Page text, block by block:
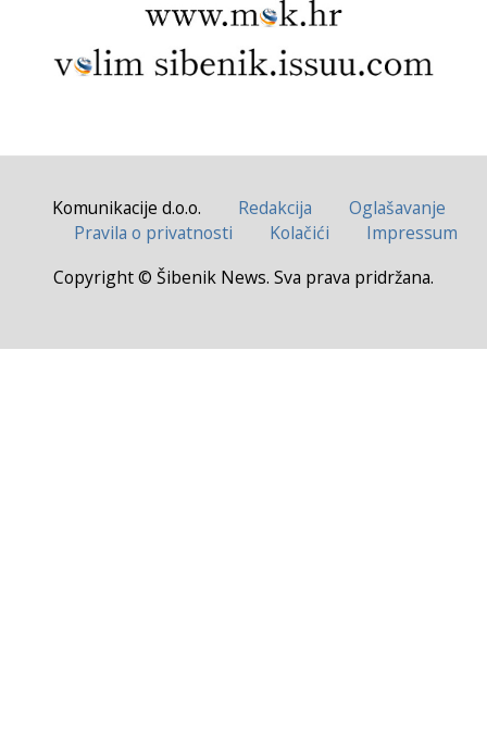
Komunikacije d.o.o. Redakcija
Oglašavanje
Pravila o privatnosti
Kolačići
Impressum
Copyright © Šibenik News. Sva prava pridržana.